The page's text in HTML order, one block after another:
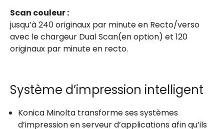
Scan couleur :
jusqu’à 240 originaux par minute en Recto/verso
avec le chargeur Dual Scan(en option) et 120
originaux par minute en recto.
Système d’impression intelligent
Konica Minolta transforme ses systèmes
d’impression en serveur d’applications afin qu’ils